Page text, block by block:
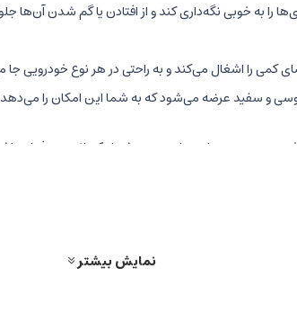
را به خوبی نگه‌داری کند و از افتادن یا گم شدن
کمی را اشغال می‌کند و به راحتی در هر نوع خودرویی
و سفید عرضه می‌شود که به شما این امکان را می‌دهد
هستند، مناسب است. چه شما یک راننده حرفه‌ای
نمایش بیشتر